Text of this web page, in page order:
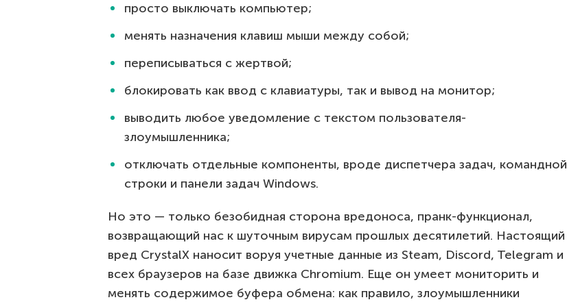
просто выключать компьютер;
менять назначения клавиш мыши между собой;
переписываться с жертвой;
блокировать как ввод с клавиатуры, так и вывод на монитор;
выводить любое уведомление с текстом пользователя-
злоумышленника;
отключать отдельные компоненты, вроде диспетчера задач, командной
строки и панели задач Windows.
Но это — только безобидная сторона вредоноса, пранк-функционал,
возвращающий нас к шуточным вирусам прошлых десятилетий. Настоящий
вред CrystalX наносит воруя учетные данные из Steam, Discord, Telegram и
всех браузеров на базе движка Chromium. Еще он умеет мониторить и
менять содержимое буфера обмена: как правило, злоумышленники